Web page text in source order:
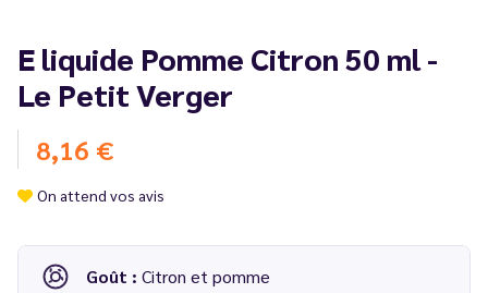
E liquide Pomme Citron 50 ml -
Le Petit Verger
8,16 €
On attend vos avis
Goût : Citron et pomme